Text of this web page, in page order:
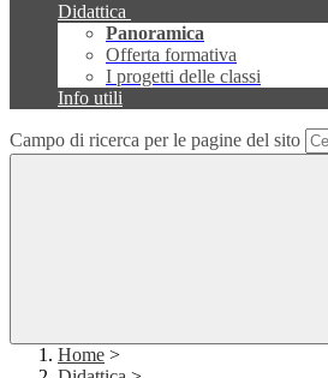
Didattica
Panoramica
Offerta formativa
I progetti delle classi
Info utili
Campo di ricerca per le pagine del sito
Home >